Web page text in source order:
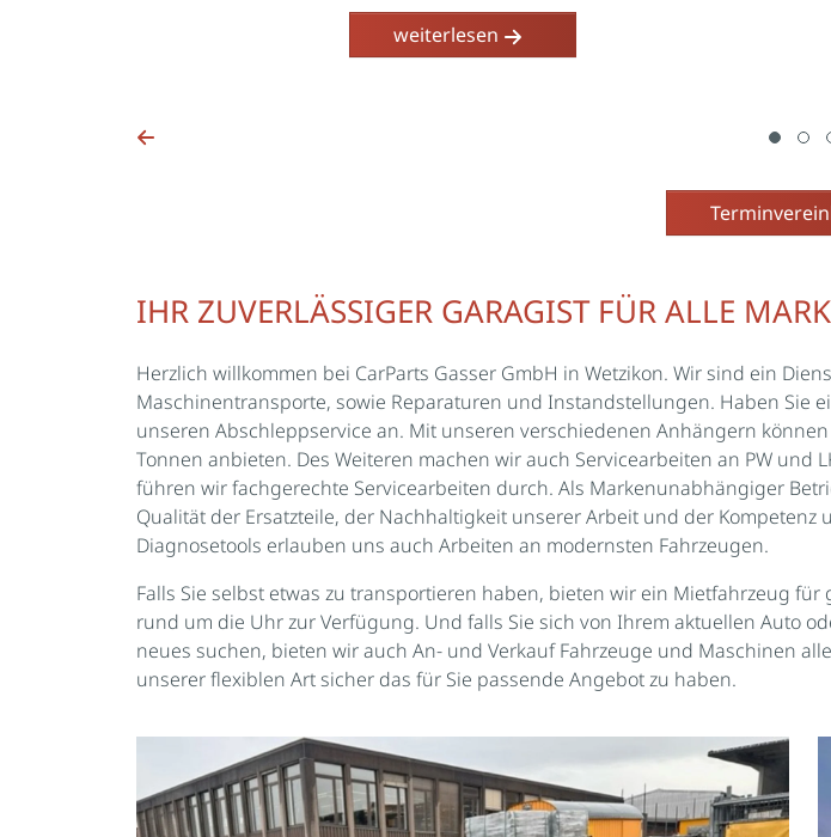
weiterlesen
IHR ZUVERLÄSSIGER GARAGIST FÜR ALLE
Herzlich willkommen bei CarParts Gasser GmbH in Wetzikon. Wir sind ein
Maschinentransporte, sowie Reparaturen und Instandstellungen. Haben Sie
unseren Abschleppservice an. Mit unseren verschiedenen Anhängern
Tonnen anbieten. Des Weiteren machen wir auch Servicearbeiten an PW und
führen wir fachgerechte Servicearbeiten durch. Als Markenunabhängiger
Qualität der Ersatzteile, der Nachhaltigkeit unserer Arbeit und der
Diagnosetools erlauben uns auch Arbeiten an modernsten Fahrzeugen.
Falls Sie selbst etwas zu transportieren haben, bieten wir ein Mietfahrzeug
rund um die Uhr zur Verfügung. Und falls Sie sich von Ihrem aktuellen Auto
neues suchen, bieten wir auch An- und Verkauf Fahrzeuge und Maschinen
unserer flexiblen Art sicher das für Sie passende Angebot zu haben.